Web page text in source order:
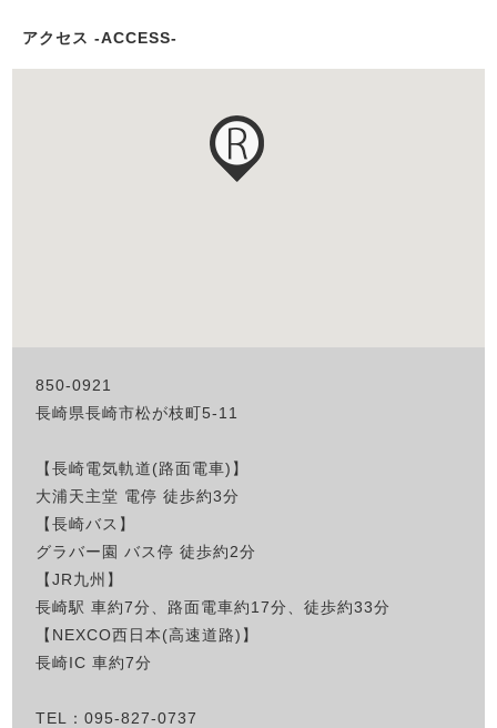
アクセス -ACCESS-
850-0921
長崎県長崎市松が枝町5-11
【長崎電気軌道(路面電車)】
大浦天主堂 電停 徒歩約3分
【長崎バス】
グラバー園 バス停 徒歩約2分
【JR九州】
長崎駅 車約7分、路面電車約17分、徒歩約33分
【NEXCO西日本(高速道路)】
長崎IC 車約7分
TEL：095-827-0737